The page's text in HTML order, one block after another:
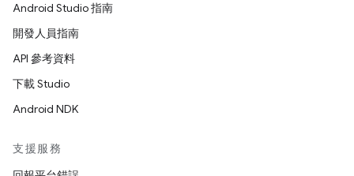
Android Studio 指南
開發人員指南
API 參考資料
下載 Studio
Android NDK
支援服務